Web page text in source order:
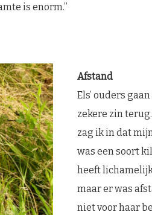
is enorm.”
Afstand
Els’ ouders
zekere zin
zag ik in dat
was een soort
heeft
maar er was
niet voor haar